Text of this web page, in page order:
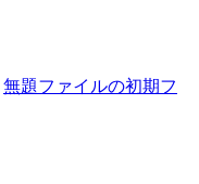
無題ファイルの初期フ